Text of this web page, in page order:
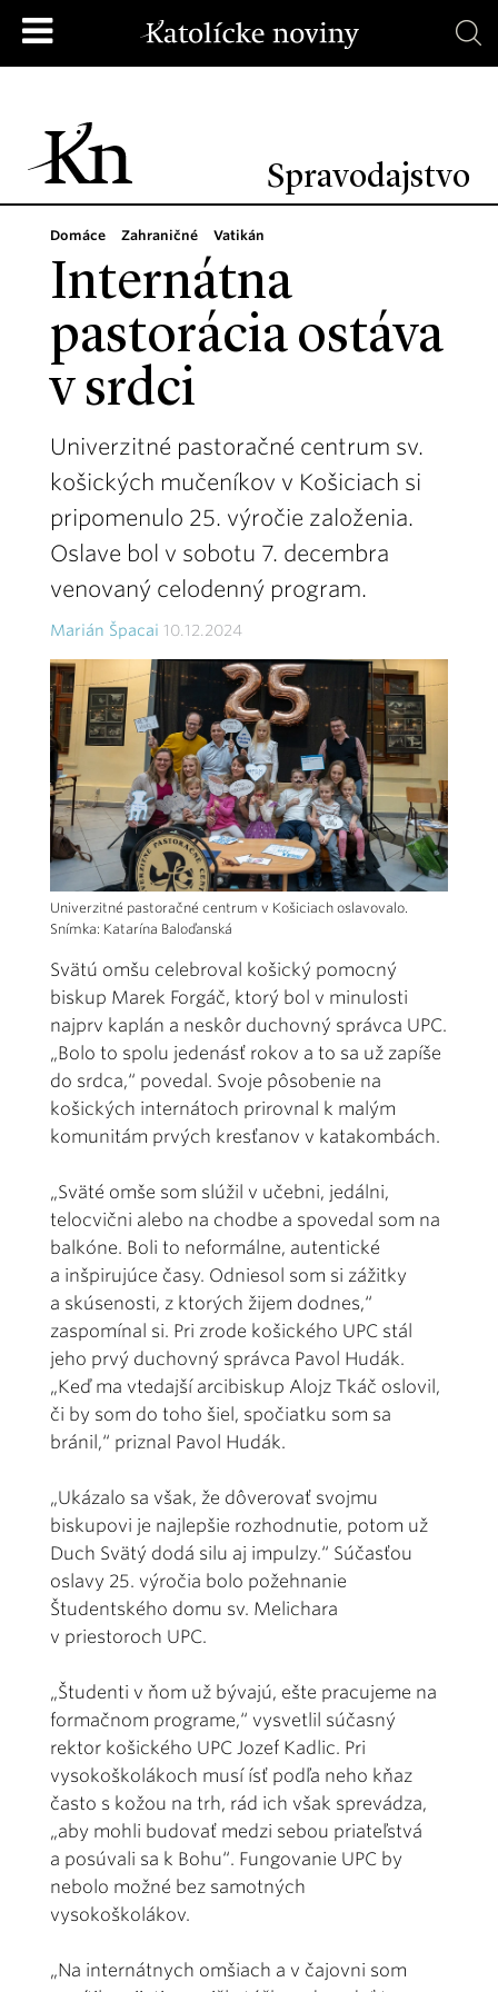
Spravodajstvo
Domáce Zahraničné Vatikán
Internátna
pastorácia ostáva
v srdci
Univerzitné pastoračné centrum sv.
košických mučeníkov v Košiciach si
pripomenulo 25. výročie založenia.
Oslave bol v sobotu 7. decembra
venovaný celodenný program.
Marián Špacai 10.12.2024
Univerzitné pastoračné centrum v Košiciach oslavovalo.
Snímka: Katarína Baloďanská
Svätú omšu celebroval košický pomocný
biskup Marek Forgáč, ktorý bol v minulosti
najprv kaplán a neskôr duchovný správca UPC.
„Bolo to spolu jedenásť rokov a to sa už zapíše
do srdca,“ povedal. Svoje pôsobenie na
košických internátoch prirovnal k malým
komunitám prvých kresťanov v katakombách.
„Sväté omše som slúžil v učebni, jedálni,
telocvični alebo na chodbe a spovedal som na
balkóne. Boli to neformálne, autentické
a inšpirujúce časy. Odniesol som si zážitky
a skúsenosti, z ktorých žijem dodnes,“
zaspomínal si. Pri zrode košického UPC stál
jeho prvý duchovný správca Pavol Hudák.
„Keď ma vtedajší arcibiskup Alojz Tkáč oslovil,
či by som do toho šiel, spočiatku som sa
bránil,“ priznal Pavol Hudák.
„Ukázalo sa však, že dôverovať svojmu
biskupovi je najlepšie rozhodnutie, potom už
Duch Svätý dodá silu aj impulzy.“ Súčasťou
oslavy 25. výročia bolo požehnanie
Študentského domu sv. Melichara
v priestoroch UPC.
„Študenti v ňom už bývajú, ešte pracujeme na
formačnom programe,“ vysvetlil súčasný
rektor košického UPC Jozef Kadlic. Pri
vysokoškolákoch musí ísť podľa neho kňaz
často s kožou na trh, rád ich však sprevádza,
„aby mohli budovať medzi sebou priateľstvá
a posúvali sa k Bohu“. Fungovanie UPC by
nebolo možné bez samotných
vysokoškolákov.
„Na internátnych omšiach a v čajovni som